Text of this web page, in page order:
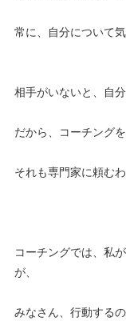
常に、自分について
相手がいないと、自
だから、コーチング
それも専門家に頼む
コーチングでは、私
が、
みなさん、行動する